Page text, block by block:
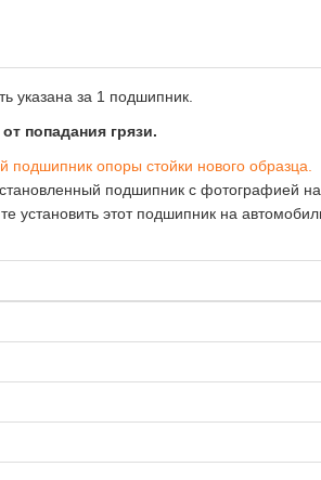
указана за 1 подшипник.
попадания грязи.
подшипник опоры стойки нового образца.
подшипник с фотографией
установить этот подшипник на